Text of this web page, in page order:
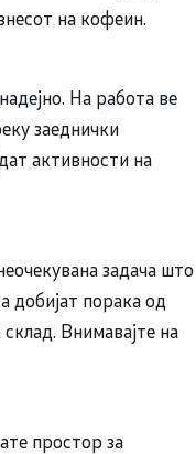
на кофеин.
На работа ве
заеднички
активности на
задача што
добијат порака од
Внимавајте на
простор за